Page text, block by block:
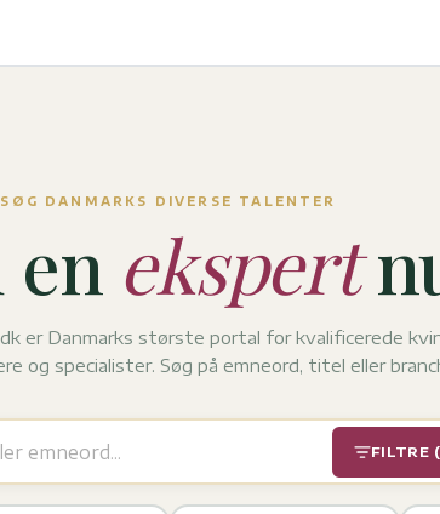
SØG DANMARKS DIVERSE TALENTER
ekspert
er Danmarks største portal for kvalificerede
og specialister. Søg på emneord, titel eller
FILTRE